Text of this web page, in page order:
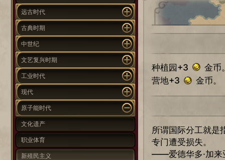
远古时代
古典时期
中世纪
文艺复兴时期
工业时代
现代
原子能时代
文化遗产
职业体育
新殖民主义
种植园+3
金币
营地+3
金币。
所谓国际分工就是
专门遭受损失。
——爱德华多·加来